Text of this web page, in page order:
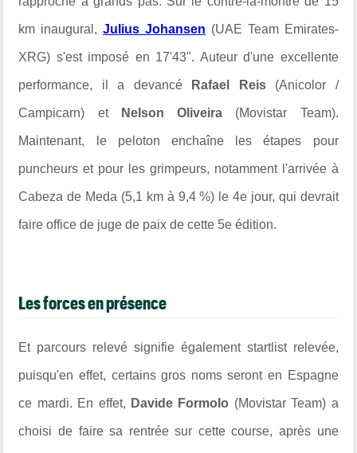
km inaugural,Julius Johansen (UAE Team Emirates-
XRG) s'est imposé en 17'43". Auteur d'une excellente
performance, il a devancé Rafael Reis(Anicolor /
Campicarn) et Nelson Oliveira (Movistar Team).
Maintenant, le peloton enchaîne les étapes pour
puncheurs et pour les grimpeurs, notamment l'arrivée à
Cabeza de Meda (5,1 km à 9,4 %) le 4e jour, qui devrait
faire office de juge de paix de cette 5e édition.
Les forces en présence
Et parcours relevé signifie également startlist relevée,
puisqu'en effet, certains gros noms seront en Espagne
ce mardi. En effet, Davide Formolo (Movistar Team) a
choisi de faire sa rentrée sur cette course, après une